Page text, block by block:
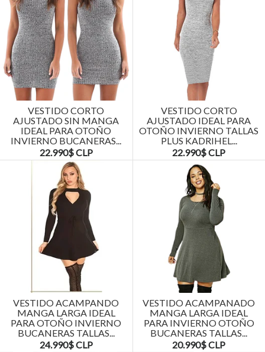
VESTIDO CORTO
AJUSTADO SIN MANGA
IDEAL PARA OTOÑO
INVIERNO BUCANERAS...
22.990$ CLP
VESTIDO CORTO
AJUSTADO IDEAL PARA
OTOÑO INVIERNO TALLAS
PLUS KADRIHEL...
22.990$ CLP
VESTIDO ACAMPANDO
MANGA LARGA IDEAL
PARA OTOÑO INVIERNO
BUCANERAS TALLAS...
24.990$ CLP
VESTIDO ACAMPANADO
MANGA LARGA IDEAL
PARA INVIERNO OTOÑO
BUCANERAS TALLAS...
20.990$ CLP